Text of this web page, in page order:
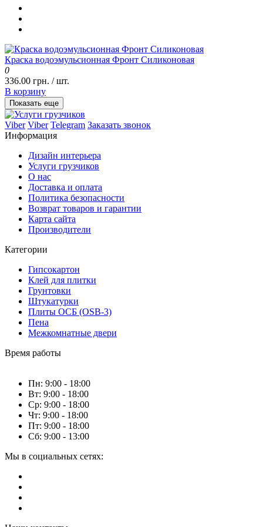
Краска водоэмульсионная Фронт Силиконовая
0
336.00 грн. / шт.
В корзину
Показать еще
Viber Viber Telegram Заказать звонок
Информация
Дизайн интерьера
Услуги грузчиков
О нас
Доставка и оплата
Политика безопасности
Возврат товаров и гарантии
Карта сайта
Производители
Категории
Гипсокартон
Клей для плитки
Грунтовки
Штукатурки
Плиты ОСБ (OSB-3)
Пена
Межкомнатные двери
Время работы
Пн: 9:00 - 18:00
Вт: 9:00 - 18:00
Ср: 9:00 - 18:00
Чт: 9:00 - 18:00
Пт: 9:00 - 18:00
Сб: 9:00 - 13:00
Мы в социальных сетях: